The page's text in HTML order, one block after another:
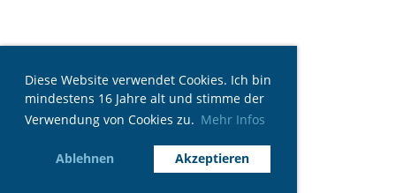
Diese Website verwendet Cookies. Ich bin
mindestens 16 Jahre alt und stimme der
Verwendung von Cookies zu. Mehr Infos
Ablehnen Akzeptieren